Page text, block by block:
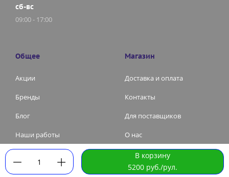
1
В корзину
5200 руб./рул.
сб-вс
09:00 - 17:00
Общее
Акции
Бренды
Блог
Наши работы
Магазин
Доставка и оплата
Контакты
Для поставщиков
О нас
ИП Белозерова Н.А. | Политика конфиденциальности